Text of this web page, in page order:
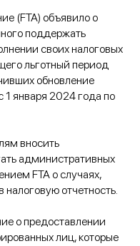
(FTA) объявило о
поддержать
своих налоговых
льготный период
обновление
1 января 2024 года по
вносить
административных
FTA о случаях,
отчетность.
о предоставлении
лиц, которые